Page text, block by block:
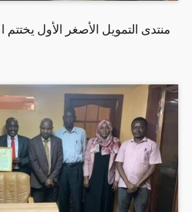
منتدى التمويل الأصغر الأول